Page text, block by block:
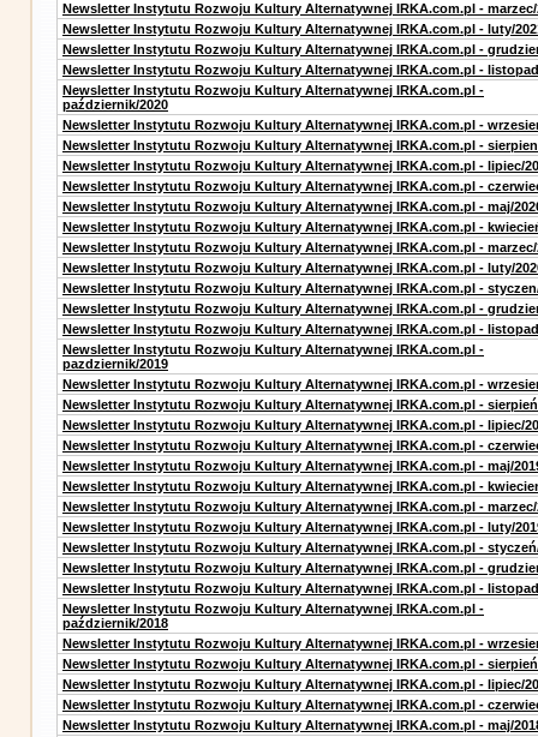
Newsletter Instytutu Rozwoju Kultury Alternatywnej IRKA.com.pl - marzec/
Newsletter Instytutu Rozwoju Kultury Alternatywnej IRKA.com.pl - luty/
Newsletter Instytutu Rozwoju Kultury Alternatywnej IRKA.com.pl -
Newsletter Instytutu Rozwoju Kultury Alternatywnej IRKA.com.pl -
Newsletter Instytutu Rozwoju Kultury Alternatywnej IRKA.com.pl -
październik/2020
Newsletter Instytutu Rozwoju Kultury Alternatywnej IRKA.com.pl -
Newsletter Instytutu Rozwoju Kultury Alternatywnej IRKA.com.pl -
Newsletter Instytutu Rozwoju Kultury Alternatywnej IRKA.com.pl - lipiec/
Newsletter Instytutu Rozwoju Kultury Alternatywnej IRKA.com.pl -
Newsletter Instytutu Rozwoju Kultury Alternatywnej IRKA.com.pl - maj/
Newsletter Instytutu Rozwoju Kultury Alternatywnej IRKA.com.pl -
Newsletter Instytutu Rozwoju Kultury Alternatywnej IRKA.com.pl - marzec/
Newsletter Instytutu Rozwoju Kultury Alternatywnej IRKA.com.pl - luty/
Newsletter Instytutu Rozwoju Kultury Alternatywnej IRKA.com.pl -
Newsletter Instytutu Rozwoju Kultury Alternatywnej IRKA.com.pl -
Newsletter Instytutu Rozwoju Kultury Alternatywnej IRKA.com.pl -
Newsletter Instytutu Rozwoju Kultury Alternatywnej IRKA.com.pl -
pazdziernik/2019
Newsletter Instytutu Rozwoju Kultury Alternatywnej IRKA.com.pl -
Newsletter Instytutu Rozwoju Kultury Alternatywnej IRKA.com.pl -
Newsletter Instytutu Rozwoju Kultury Alternatywnej IRKA.com.pl - lipiec/
Newsletter Instytutu Rozwoju Kultury Alternatywnej IRKA.com.pl -
Newsletter Instytutu Rozwoju Kultury Alternatywnej IRKA.com.pl - maj/
Newsletter Instytutu Rozwoju Kultury Alternatywnej IRKA.com.pl -
Newsletter Instytutu Rozwoju Kultury Alternatywnej IRKA.com.pl - marzec/
Newsletter Instytutu Rozwoju Kultury Alternatywnej IRKA.com.pl - luty/
Newsletter Instytutu Rozwoju Kultury Alternatywnej IRKA.com.pl -
Newsletter Instytutu Rozwoju Kultury Alternatywnej IRKA.com.pl -
Newsletter Instytutu Rozwoju Kultury Alternatywnej IRKA.com.pl -
Newsletter Instytutu Rozwoju Kultury Alternatywnej IRKA.com.pl -
październik/2018
Newsletter Instytutu Rozwoju Kultury Alternatywnej IRKA.com.pl -
Newsletter Instytutu Rozwoju Kultury Alternatywnej IRKA.com.pl -
Newsletter Instytutu Rozwoju Kultury Alternatywnej IRKA.com.pl - lipiec/
Newsletter Instytutu Rozwoju Kultury Alternatywnej IRKA.com.pl -
Newsletter Instytutu Rozwoju Kultury Alternatywnej IRKA.com.pl - maj/